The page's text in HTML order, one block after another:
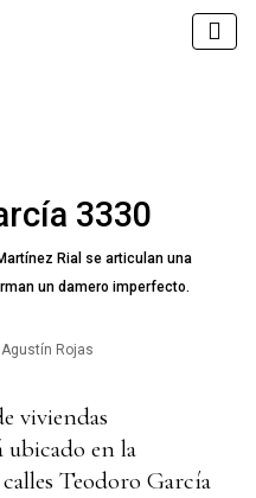
3330
Rial se articulan una
un damero imperfecto.
Rojas
viviendas
ubicado en la
Teodoro García